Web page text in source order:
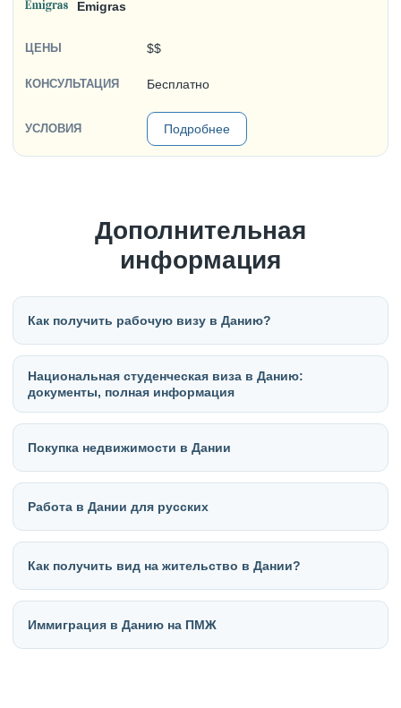
Emigras
$$
Бесплатно
Подробнее
Дополнительная
информация
Как получить рабочую визу в Данию?
Национальная студенческая виза в Данию:
документы, полная информация
Покупка недвижимости в Дании
Работа в Дании для русских
Как получить вид на жительство в Дании?
Иммиграция в Данию на ПМЖ